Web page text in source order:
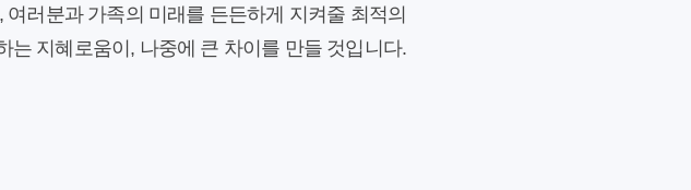
러분과 가족의 미래를 든든하게 지켜줄 최적의
지혜로움이, 나중에 큰 차이를 만들 것입니다.